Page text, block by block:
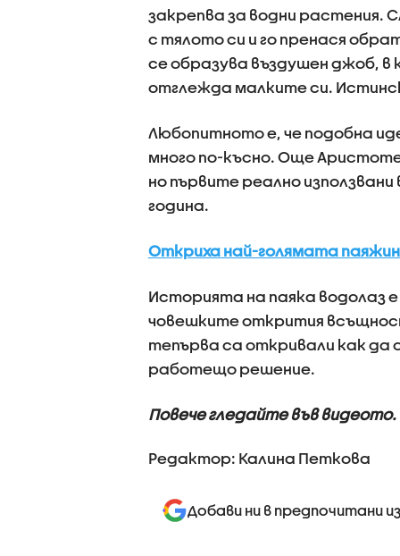
закрепва за водни растения.
с тялото си и го пренася
се образува въздушен джоб, в
отглежда малките си.
Любопитното е, че подобна
много по-късно. Още
но първите реално използвани
година.
Откриха най-голямата
Историята на паяка водолаз
човешките открития
тепърва са откривали как да
работещо решение.
Повече гледайте във видеото.
Редактор: Калина Петкова
Добави ни в предпочитани